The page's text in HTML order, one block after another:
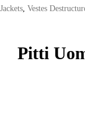
Jackets Vestes
Pitti